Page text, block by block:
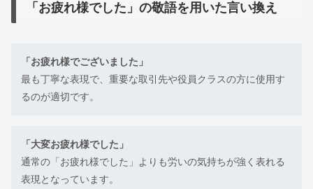
「お疲れ様でした」の敬語を用いた言い換え
「お疲れ様でございました」
最も丁寧な表現で、重要な取引先や役員クラスの方に使用す
るのが適切です。
「大変お疲れ様でした」
通常の「お疲れ様でした」よりも労いの気持ちが強く表れる
表現となっています。